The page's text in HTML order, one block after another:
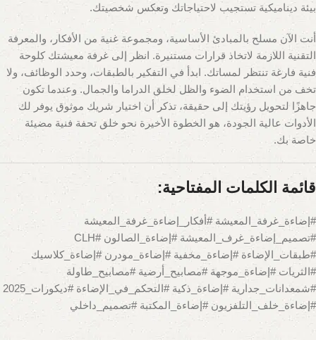
بيئة ديناميكية تستجيب لاحتياجاتك وتعكس شخصيتك.
أنت الآن مسلح بالمبادئ الأساسية، ومجموعة غنية من الأفكار، والمعرفة
التقنية اللازمة لاتخاذ قرارات مستنيرة. انظر إلى غرفة معيشتك كلوحة
فنية فارغة تنتظر لمساتك. ابدأ في التفكير بالطبقات، وحدد الوظائف، ولا
تخف من استخدام الضوء والظل لخلق الدراما والجمال. وعندما تكون
جاهزًا لتحويل رؤيتك إلى حقيقة، تذكر أن اختيار شريك موثوق يوفر لك
الأدوات عالية الجودة، هو الخطوة الأخيرة نحو خلق تحفة فنية مضيئة
خاصة بك.
قائمة الكلمات المفتاحية:
#إضاءة_غرفة_المعيشة #أفكار_إضاءة_غرفة_المعيشة
#تصميم_إضاءة_غرف_المعيشة #إضاءة_الصالون #CLH
#طبقات_الإضاءة #إضاءة_مخفية #إضاءة_مودرن #إضاءة_كلاسيك
#الثريات #إضاءة_موجهة #مصابيح_أرضية #مصابيح_طاولة
#شمعدانات_جدارية #إضاءة_ذكية #التحكم_في_الإضاءة #ديكورات_2025
#إضاءة_خلف_التلفزيون #إضاءة_المكتبة #تصميم_داخلي